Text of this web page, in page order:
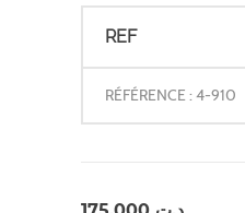
REF
RÉFÉRENCE : 4-910